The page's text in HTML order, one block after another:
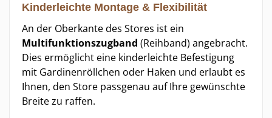
Kinderleichte Montage & Flexibilität
An der Oberkante des Stores ist ein
Multifunktionszugband (Reihband) angebracht.
Dies ermöglicht eine kinderleichte Befestigung
mit Gardinenröllchen oder Haken und erlaubt es
Ihnen, den Store passgenau auf Ihre gewünschte
Breite zu raffen.